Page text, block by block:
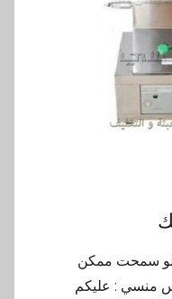
لو سمحت ممكن
منسي : عليكم